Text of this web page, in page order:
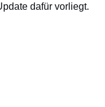
dafür vorliegt.